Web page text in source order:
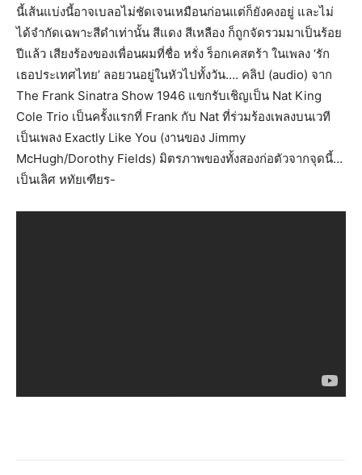
นี้เส้นแบ่งนี้อาจเบลอไม่ชัดเจนเหมือนก่อนแต่ก็ยังคงอยู่ และไม่
ได้จำกัดเฉพาะสีดำเท่านั้น สีแดง สีเหลือง ก็ถูกจัดรวมมาเป็นร้อย
ปีแล้ว เสียงร้องของเพื่อนผมที่ชื่อ หรั่ง ร็อกเคสตร้า ในเพลง ‘รัก
เธอประเทศไทย’ ลอยวนอยู่ในหัวไปทั้งวัน…. คลิป (audio) จาก
The Frank Sinatra Show 1946 แขกรับเชิญเป็น Nat King
Cole Trio เป็นครั้งแรกที่ Frank กับ Nat ที่ร่วมร้องเพลงบนเวที
เป็นเพลง Exactly Like You (งานของ Jimmy
McHugh/Dorothy Fields) มิตรภาพของทั้งสองก่อตัวจากจุดนี้…
เป็นเลิศ หทัยเฑียร-